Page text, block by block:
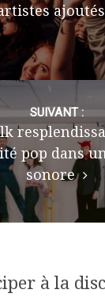
SUIVANT :
pop dans
sonore
à la